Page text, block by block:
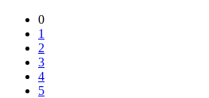
0
1
2
3
4
5